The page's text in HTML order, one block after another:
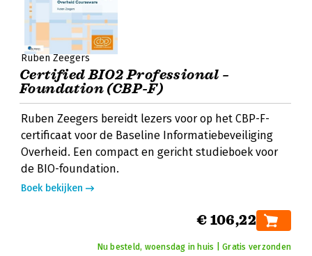
Ruben Zeegers
Certified BIO2 Professional –
Foundation (CBP-F)
Ruben Zeegers bereidt lezers voor op het CBP-F-
certificaat voor de Baseline Informatiebeveiliging
Overheid. Een compact en gericht studieboek voor
de BIO-foundation.
Boek bekijken
€ 106,22
Nu besteld, woensdag in huis | Gratis verzonden